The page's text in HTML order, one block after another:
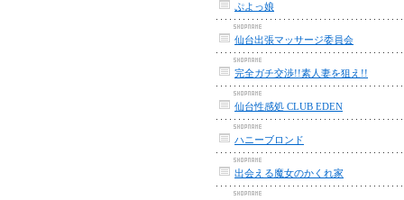
ぷよっ娘
仙台出張マッサージ委員会
完全ガチ交渉!!素人妻を狙え!!
仙台性感処 CLUB EDEN
ハニーブロンド
出会える魔女のかくれ家